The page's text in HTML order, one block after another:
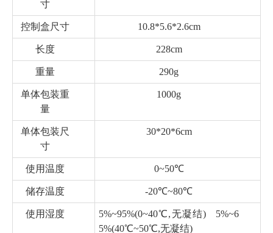
寸
控制盒尺寸 10.8*5.6*2.6cm
长度 228cm
重量 290g
单体包装重
量
1000g
单体包装尺
寸
30*20*6cm
使用温度 0~50℃
储存温度 -20℃~80℃
使用湿度
5%~95%(0~40℃,无凝结) 5%~6
5%(40℃~50℃,无凝结)